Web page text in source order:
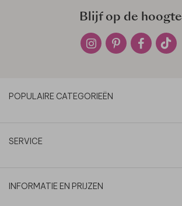
Blijf op de hoogte
POPULAIRE CATEGORIEËN
SERVICE
INFORMATIE EN PRIJZEN